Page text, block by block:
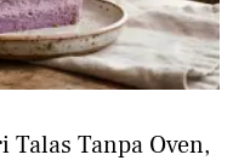
Talas Tanpa Oven,